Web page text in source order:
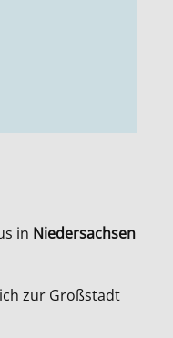
in Niedersachsen
zur Großstadt